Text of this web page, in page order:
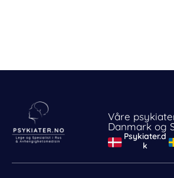
Våre
Danmark og
Psykiater.d
k